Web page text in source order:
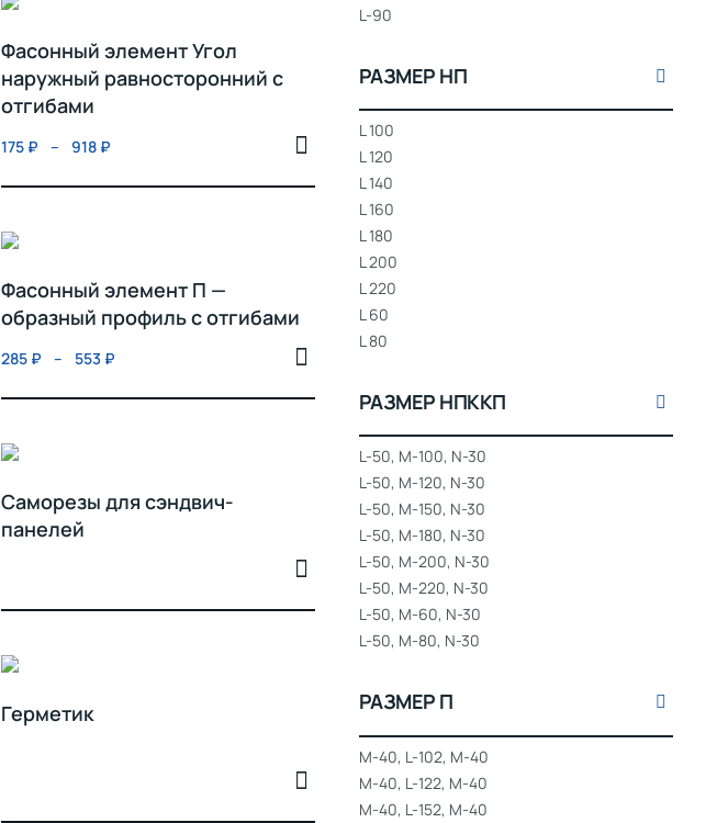
Фасонный элемент Угол
наружный равносторонний с
отгибами
175 ₽ – 918 ₽
Фасонный элемент П —
образный профиль с отгибами
285 ₽ – 553 ₽
Саморезы для сэндвич-
панелей
Герметик
L-90
РАЗМЕР НП
L 100
L 120
L 140
L 160
L 180
L 200
L 220
L 60
L 80
РАЗМЕР НПККП
L-50, M-100, N-30
L-50, M-120, N-30
L-50, M-150, N-30
L-50, M-180, N-30
L-50, M-200, N-30
L-50, M-220, N-30
L-50, M-60, N-30
L-50, M-80, N-30
РАЗМЕР П
M-40, L-102, M-40
M-40, L-122, M-40
M-40, L-152, M-40